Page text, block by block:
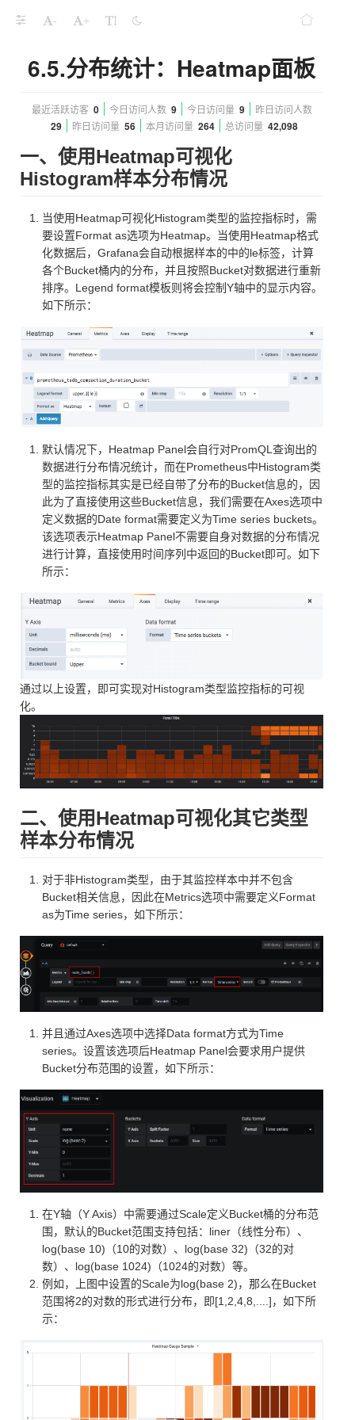
- +
6.5.分布统计：Heatmap面板
最近活跃访客 0 今日访问人数 9 今日访问量 9 昨日访问人数
29 昨日访问量 56 本月访问量 264 总访问量 42,098
一、使用Heatmap可视化
Histogram样本分布情况
当使用Heatmap可视化Histogram类型的监控指标时，需
要设置Format as选项为Heatmap。当使用Heatmap格式
化数据后，Grafana会自动根据样本的中的le标签，计算
各个Bucket桶内的分布，并且按照Bucket对数据进行重新
排序。Legend format模板则将会控制Y轴中的显示内容。
如下所示：
默认情况下，Heatmap Panel会自行对PromQL查询出的
数据进行分布情况统计，而在Prometheus中Histogram类
型的监控指标其实是已经自带了分布的Bucket信息的，因
此为了直接使用这些Bucket信息，我们需要在Axes选项中
定义数据的Date format需要定义为Time series buckets。
该选项表示Heatmap Panel不需要自身对数据的分布情况
进行计算，直接使用时间序列中返回的Bucket即可。如下
所示：
通过以上设置，即可实现对Histogram类型监控指标的可视
化。
二、使用Heatmap可视化其它类型
样本分布情况
对于非Histogram类型，由于其监控样本中并不包含
Bucket相关信息，因此在Metrics选项中需要定义Format
as为Time series，如下所示：
并且通过Axes选项中选择Data format方式为Time
series。设置该选项后Heatmap Panel会要求用户提供
Bucket分布范围的设置，如下所示：
在Y轴（Y Axis）中需要通过Scale定义Bucket桶的分布范
围，默认的Bucket范围支持包括：liner（线性分布）、
log(base 10)（10的对数）、log(base 32)（32的对
数）、log(base 1024)（1024的对数）等。
例如，上图中设置的Scale为log(base 2)，那么在Bucket
范围将2的对数的形式进行分布，即[1,2,4,8,....]，如下所
示：